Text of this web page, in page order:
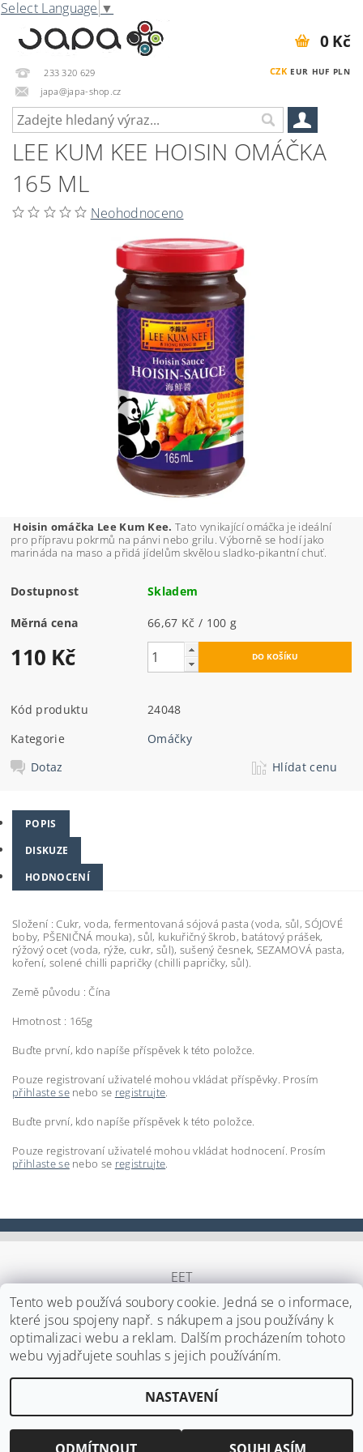
Select Language ▼
233 320 629
japa@japa-shop.cz
CZK EUR HUF PLN
0 Kč
LEE KUM KEE HOISIN OMÁČKA
165 ML
Neohodnoceno
Hoisin omáčka Lee Kum Kee. Tato vynikající omáčka je ideální
pro přípravu pokrmů na pánvi nebo grilu. Výborně se hodí jako
marináda na maso a přidá jídelům skvělou sladko-pikantní chuť.
Dostupnost Skladem
Měrná cena 66,67 Kč / 100 g
110 Kč
Kód produktu
24048
Kategorie
Omáčky
Dotaz
Hlídat cenu
POPIS
DISKUZE
HODNOCENÍ
Složení :Cukr, voda, fermentovaná sójová pasta (voda, sůl, SÓJOVÉ
boby, PŠENIČNÁ mouka), sůl, kukuřičný škrob, batátový prášek,
rýžový ocet (voda, rýže, cukr, sůl), sušený česnek, SEZAMOVÁ pasta,
koření, solené chilli papričky (chilli papričky, sůl).
Země původu : Čína
Hmotnost : 165g
Buďte první, kdo napíše příspěvek k této položce.
Pouze registrovaní uživatelé mohou vkládat příspěvky. Prosím
přihlaste senebo se registrujte.
Buďte první, kdo napíše příspěvek k této položce.
Pouze registrovaní uživatelé mohou vkládat hodnocení. Prosím
přihlaste senebo se registrujte.
EET
2026 ©Japa Foods s.r.o. , všechna práva vyhrazenaUpravit nastavení cookies
Vytvořil Shoptet
Tento web používá soubory cookie. Jedná se o informace,
které jsou spojeny např. s nákupem a jsou používány k
optimalizaci webu a reklam. Dalším procházením tohoto
webu vyjadřujete souhlas s jejich používáním.
NASTAVENÍ